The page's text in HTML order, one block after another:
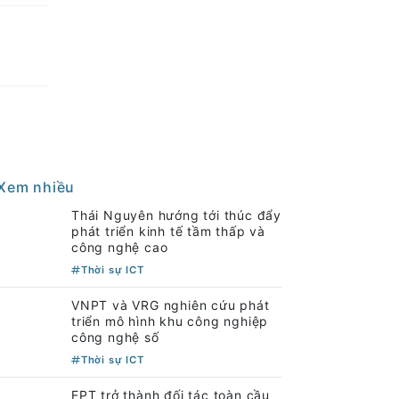
nhiều
Thái Nguyên hướng tới thúc đẩy
phát triển kinh tế tầm thấp và
công nghệ cao
Thời sự ICT
VNPT và VRG nghiên cứu phát
triển mô hình khu công nghiệp
công nghệ số
Thời sự ICT
FPT trở thành đối tác toàn cầu